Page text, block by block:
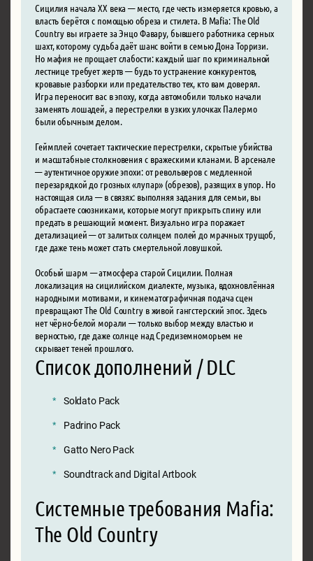
Сицилия начала XX века — место, где честь измеряется кровью, а
власть берётся с помощью обреза и стилета. В Mafia: The Old
Country вы играете за Энцо Фавару, бывшего работника серных
шахт, которому судьба даёт шанс войти в семью Дона Торризи.
Но мафия не прощает слабости: каждый шаг по криминальной
лестнице требует жертв — будь то устранение конкурентов,
кровавые разборки или предательство тех, кто вам доверял.
Игра переносит вас в эпоху, когда автомобили только начали
заменять лошадей, а перестрелки в узких улочках Палермо
были обычным делом.
Геймплей сочетает тактические перестрелки, скрытые убийства
и масштабные столкновения с вражескими кланами. В арсенале
— аутентичное оружие эпохи: от револьверов с медленной
перезарядкой до грозных «лупар» (обрезов), разящих в упор. Но
настоящая сила — в связях: выполняя задания для семьи, вы
обрастаете союзниками, которые могут прикрыть спину или
предать в решающий момент. Визуально игра поражает
детализацией — от залитых солнцем полей до мрачных трущоб,
где даже тень может стать смертельной ловушкой.
Особый шарм — атмосфера старой Сицилии. Полная
локализация на сицилийском диалекте, музыка, вдохновлённая
народными мотивами, и кинематографичная подача сцен
превращают The Old Country в живой гангстерский эпос. Здесь
нет чёрно-белой морали — только выбор между властью и
верностью, где даже солнце над Средиземноморьем не
скрывает теней прошлого.
Список дополнений / DLC
Soldato Pack
Padrino Pack
Gatto Nero Pack
Soundtrack and Digital Artbook
Системные требования Mafia:
The Old Country